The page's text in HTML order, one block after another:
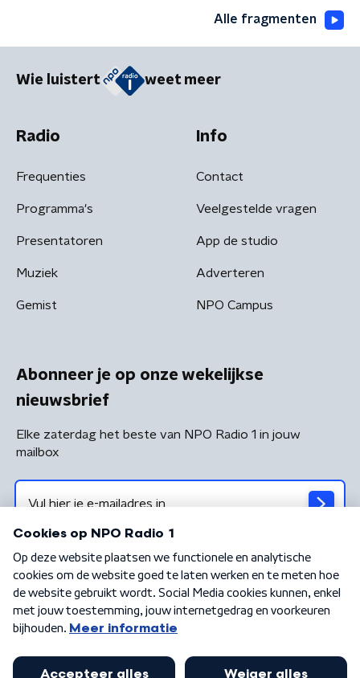
Alle fragmenten
Wie luistert weet meer
Radio
Frequenties
Programma's
Presentatoren
Muziek
Gemist
Info
Contact
Veelgestelde vragen
App de studio
Adverteren
NPO Campus
Abonneer je op onze wekelijkse
nieuwsbrief
Elke zaterdag het beste van NPO Radio 1 in jouw
mailbox
Algemene voorwaarden